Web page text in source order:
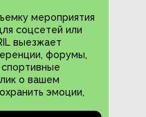
мероприятия
соцсетей или
выезжает
форумы,
о вашем
эмоции,